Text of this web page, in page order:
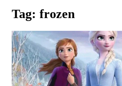
Tag: frozen